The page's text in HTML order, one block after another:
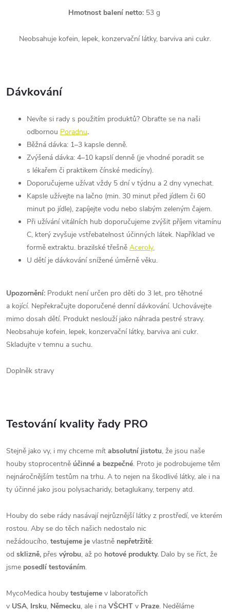
Hmotnost balení netto:53 g
Neobsahuje kofein, lepek, konzervační látky, barviva ani cukr.
Dávkování
Nevíte si rady s použitím produktů? Obraťte se na naši
odbornou Poradnu.
Běžná dávka: 1–3 kapsle denně.
Zvýšená dávka: 4–10 kapslí denně (je vhodné poradit se
s lékařem či praktikem čínské medicíny).
Doporučujeme užívat vždy 5 dní v týdnu a 2 dny vynechat.
Kapsle užívejte na lačno (min. 30 minut před jídlem či 60
minut po jídle), zapíjejte vodu nebo slabým zeleným čajem.
Při užívání vitálních hub doporučujeme zvýšit příjem vitamínu
C, který zvyšuje vstřebatelnost účinných látek. Například ve
formě extraktu. brazilské třešně Aceroly.
U dětí je dávkování snížené úměrně věku.
Upozornění: Produkt není určen pro děti do 3 let, pro těhotné
a kojící. Nepřekračujte doporučené denní dávkování. Uchovávejte
mimo dosah dětí. Produkt neslouží jako náhrada pestré stravy.
Neobsahuje kofein, lepek, konzervační látky, barviva ani cukr.
Skladujte v temnu a suchu.
Doplněk stravy
Testování kvality řady PRO
Stejně jako vy, i my chceme mít absolutní jistotu, že jsou naše
houby stoprocentně účinné a bezpečné. Proto je podrobujeme těm
nejnáročnějším testům na trhu. A to nejen na škodlivé látky, ale i na
ty účinné jako jsou polysacharidy, betaglukany, terpeny atd.
Houby do sebe rády nasávají nejrůznější látky z prostředí, ve kterém
rostou. Aby se do těch našich nedostalo nic
nežádoucího, testujeme je vlastně nepřetržitě:
od sklizně, přes výrobu, až po hotové produkty. Dalo by se říct, že
jsme posedlí testováním.
MycoMedica houby testujeme v laboratořích
v USA, Irsku, Německu, ale i na VŠCHT v Praze. Neděláme